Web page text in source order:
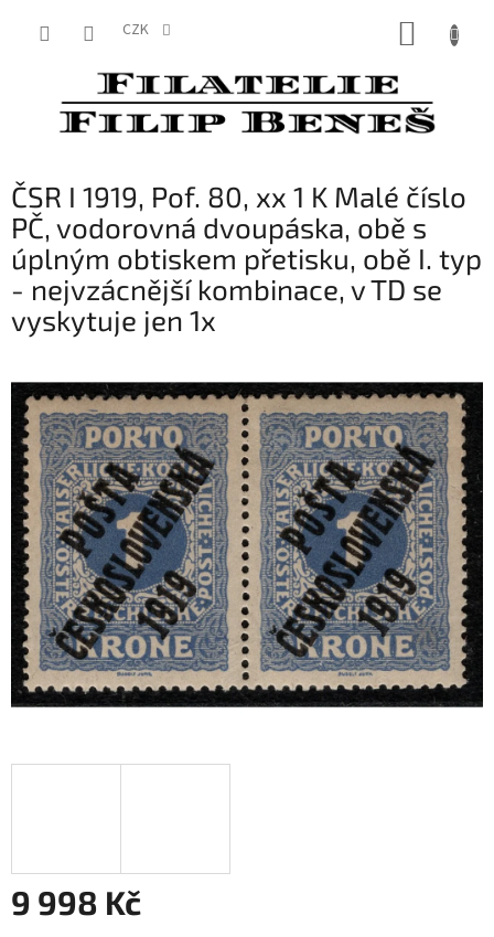
CZK
ČSR I 1919, Pof. 80, xx 1 K Malé číslo
PČ, vodorovná dvoupáska, obě s
úplným obtiskem přetisku, obě I. typ
- nejvzácnější kombinace, v TD se
vyskytuje jen 1x
9 998 Kč